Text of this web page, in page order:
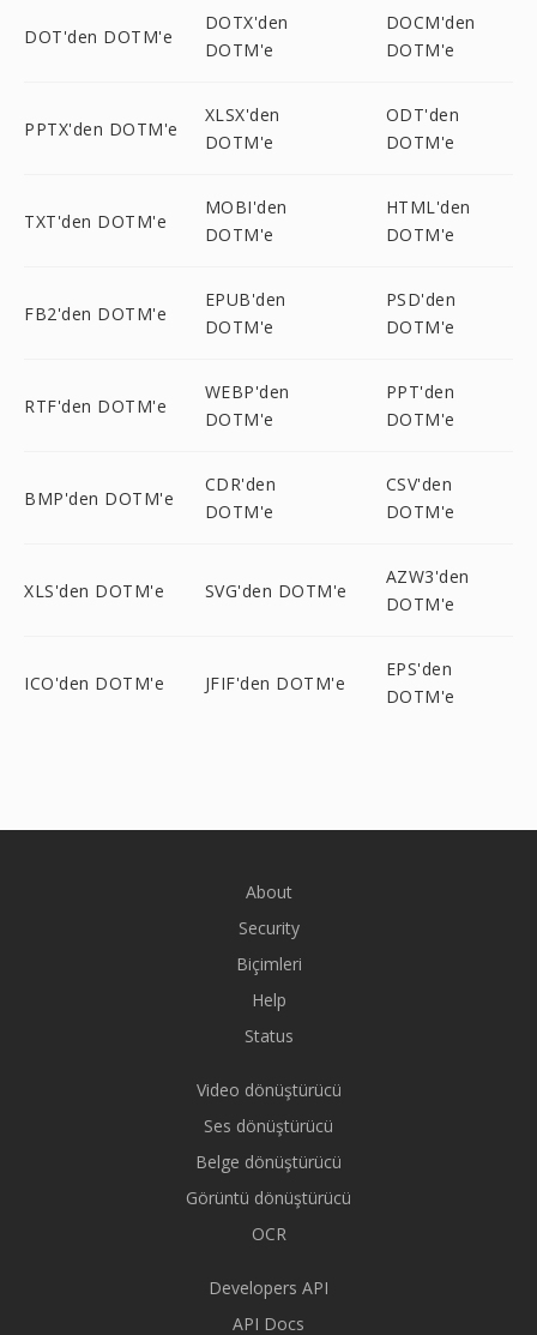
DOT'den DOTM'e
DOTX'den
DOTM'e
DOCM'den
DOTM'e
PPTX'den DOTM'e
XLSX'den
DOTM'e
ODT'den
DOTM'e
TXT'den DOTM'e
MOBI'den
DOTM'e
HTML'den
DOTM'e
FB2'den DOTM'e
EPUB'den
DOTM'e
PSD'den
DOTM'e
RTF'den DOTM'e
WEBP'den
DOTM'e
PPT'den
DOTM'e
BMP'den DOTM'e
CDR'den
DOTM'e
CSV'den
DOTM'e
XLS'den DOTM'e SVG'den DOTM'e
AZW3'den
DOTM'e
ICO'den DOTM'e JFIF'den DOTM'e
EPS'den
DOTM'e
About
Security
Biçimleri
Help
Status
Video dönüştürücü
Ses dönüştürücü
Belge dönüştürücü
Görüntü dönüştürücü
OCR
Developers API
API Docs